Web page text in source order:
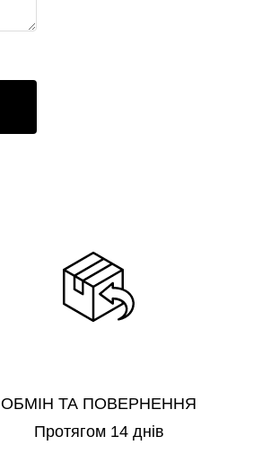
ОБМІН ТА ПОВЕРНЕННЯ
Протягом 14 днів